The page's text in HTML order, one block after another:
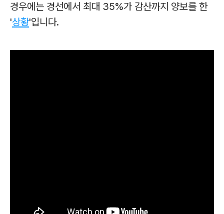
경우에는 경선에서 최대 35%가 감산까지 양보를 한
'상황'입니다.